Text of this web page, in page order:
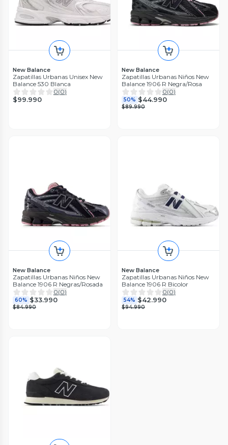
New Balance
Zapatillas Urbanas Unisex New
Balance 530 Blanca
0(0)
$99.990
New Balance
Zapatillas Urbanas Niños New
Balance 1906 R Negra/Rosa
0(0)
50% $44.990
$89.990
New Balance
Zapatillas Urbanas Niños New
Balance 1906 R Negras/Rosada
0(0)
60% $33.990
$84.990
New Balance
Zapatillas Urbanas Niños New
Balance 1906 R Bicolor
0(0)
54% $42.990
$94.990